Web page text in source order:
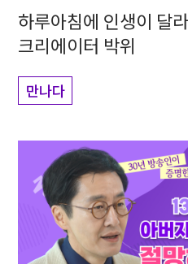
하루아침에 인생이 달
크리에이터 박위
만나다